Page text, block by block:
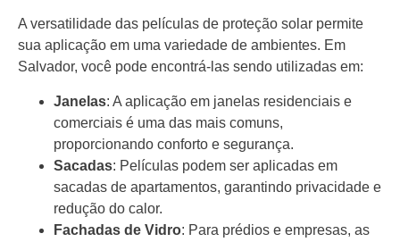
A versatilidade das películas de proteção solar permite
sua aplicação em uma variedade de ambientes. Em
Salvador, você pode encontrá-las sendo utilizadas em:
Janelas: A aplicação em janelas residenciais e
comerciais é uma das mais comuns,
proporcionando conforto e segurança.
Sacadas: Películas podem ser aplicadas em
sacadas de apartamentos, garantindo privacidade e
redução do calor.
Fachadas de Vidro: Para prédios e empresas, as